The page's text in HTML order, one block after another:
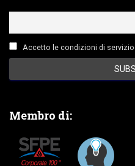
Accetto le condizioni di servizio
Membro di: